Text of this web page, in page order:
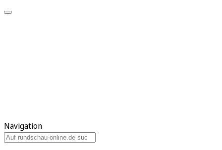
Navigation